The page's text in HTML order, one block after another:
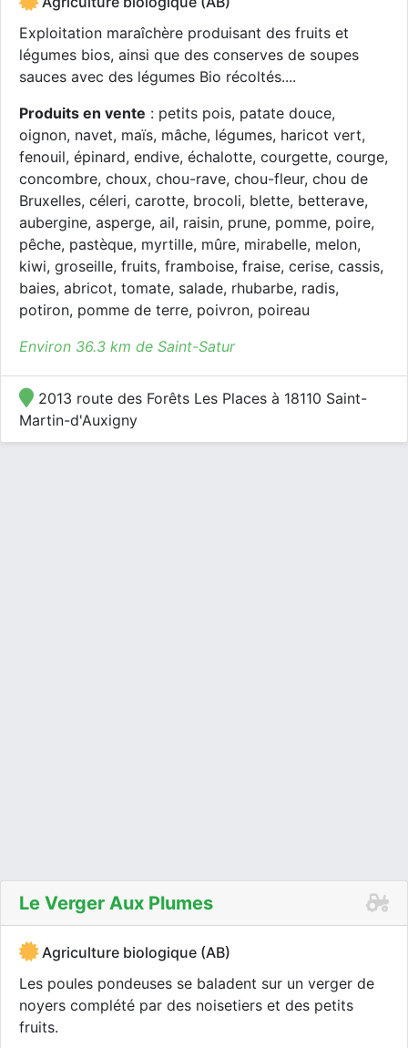
Exploitation maraîchère produisant des fruits et
légumes bios, ainsi que des conserves de soupes
sauces avec des légumes Bio récoltés....
Produits en vente : petits pois, patate douce,
oignon, navet, maïs, mâche, légumes, haricot vert,
fenouil, épinard, endive, échalotte, courgette, courge,
concombre, choux, chou-rave, chou-fleur, chou de
Bruxelles, céleri, carotte, brocoli, blette, betterave,
aubergine, asperge, ail, raisin, prune, pomme, poire,
pêche, pastèque, myrtille, mûre, mirabelle, melon,
kiwi, groseille, fruits, framboise, fraise, cerise, cassis,
baies, abricot, tomate, salade, rhubarbe, radis,
potiron, pomme de terre, poivron, poireau
Environ 36.3 km de Saint-Satur
2013 route des Forêts Les Places à 18110 Saint-
Martin-d'Auxigny
Le Verger Aux Plumes
Agriculture biologique (AB)
Les poules pondeuses se baladent sur un verger de
noyers complété par des noisetiers et des petits
fruits.